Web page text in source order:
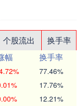
个股流出
换手率
幅
换手率
77.46%
17.76%
12.21%